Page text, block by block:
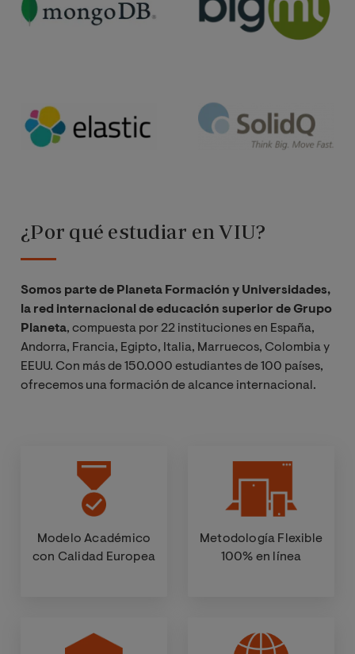
¿Por qué estudiar en VIU?
Somos parte de Planeta Formación y Universidades,
la red internacional de educación superior de Grupo
Planeta, compuesta por 22 instituciones en España,
Andorra, Francia, Egipto, Italia, Marruecos, Colombia y
EEUU. Con más de 150.000 estudiantes de 100 países,
ofrecemos una formación de alcance internacional.
Modelo Académico
con Calidad Europea
Metodología Flexible
100% en línea